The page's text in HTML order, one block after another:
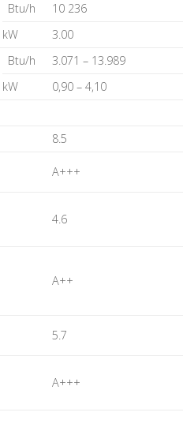
Btu/h
10 236
kW
3.00
Btu/h
3.071 – 13.989
kW
0,90 – 4,10
8.5
A+++
4.6
A++
5.7
A+++